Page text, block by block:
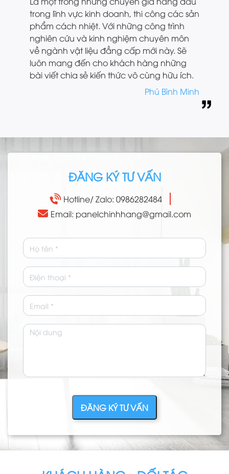
trong lĩnh vực kinh doanh, thi công các sản
phẩm cách nhiệt. Với những công trình
nghiên cứu và kinh nghiệm chuyên môn
về ngành vật liệu đẳng cấp mới này. Sẽ
luôn mang đến cho khách hàng những
bài viết chia sẻ kiến thức vô cùng hữu ích.
Phú Bình Minh
ĐĂNG KÝ TƯ VẤN
Hotline/ Zalo: 0986282484
Email: panelchinhhang@gmail.com
ĐĂNG KÝ TƯ VẤN